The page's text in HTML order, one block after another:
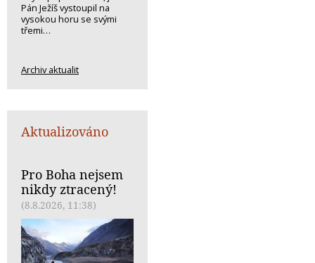
Pán Ježíš vystoupil na
vysokou horu se svými
třemi…
Archiv aktualit
Aktualizováno
Pro Boha nejsem
nikdy ztracený!
(8.8.2026, 11:38)